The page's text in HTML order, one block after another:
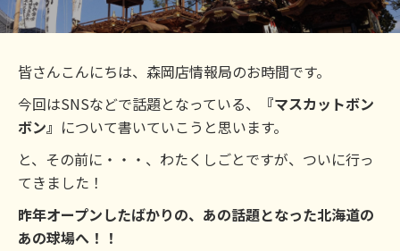
皆さんこんにちは、森岡店情報局のお時間です。
今回はSNSなどで話題となっている、
『マスカットボン
ボン』 について書いていこうと思います。
と、その前に・・・、わたくしごとですが、ついに行っ
てきました！
昨年オープンしたばかりの、あの話題となった北海道の
あの球場へ！！